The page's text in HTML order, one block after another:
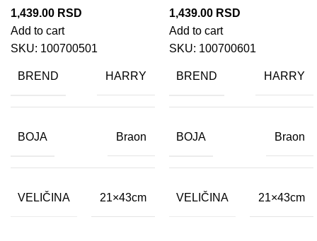
1,439.00 RSD
Add to cart
SKU: 100700501
BREND HARRY
BOJA Braon
VELIČINA 21×43cm
1,439.00 RSD
Add to cart
SKU: 100700601
BREND HARRY
BOJA Braon
VELIČINA 21×43cm